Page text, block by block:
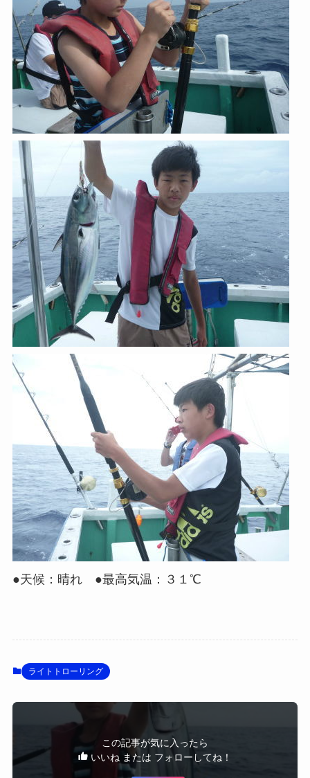
●天候：晴れ ●最高気温：３１℃
ライトトローリング
この記事が気に入ったら
いいね または フォローしてね！